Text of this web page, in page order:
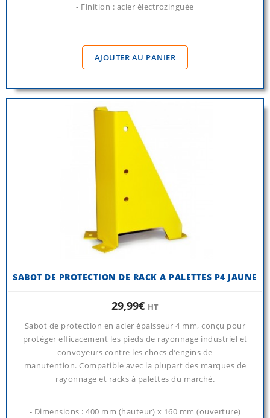
- Finition : acier électrozinguée
AJOUTER AU PANIER
SABOT DE PROTECTION DE RACK A PALETTES P4 JAUNE
29,99€ HT
Sabot de protection en acier épaisseur 4 mm, conçu pour
protéger efficacement les pieds de rayonnage industriel et
convoyeurs contre les chocs d’engins de
manutention. Compatible avec la plupart des marques de
rayonnage et racks à palettes du marché.
- Dimensions : 400 mm (hauteur) x 160 mm (ouverture)